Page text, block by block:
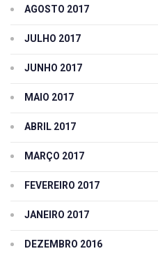
AGOSTO 2017
JULHO 2017
JUNHO 2017
MAIO 2017
ABRIL 2017
MARÇO 2017
FEVEREIRO 2017
JANEIRO 2017
DEZEMBRO 2016